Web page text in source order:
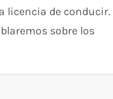
licencia de conducir.
sobre los